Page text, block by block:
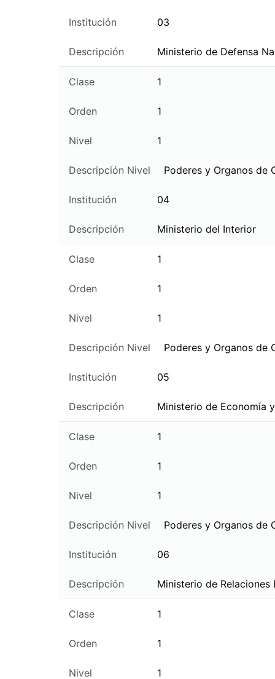
Institución 03
Descripción Ministerio de Defensa
Clase 1
Orden 1
Nivel 1
Descripción Nivel Poderes y Organos de
Institución 04
Descripción Ministerio del Interior
Clase 1
Orden 1
Nivel 1
Descripción Nivel Poderes y Organos de
Institución 05
Descripción Ministerio de Economía
Clase 1
Orden 1
Nivel 1
Descripción Nivel Poderes y Organos de
Institución 06
Descripción Ministerio de Relaciones
Clase 1
Orden 1
Nivel 1